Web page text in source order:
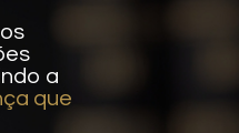
a
que